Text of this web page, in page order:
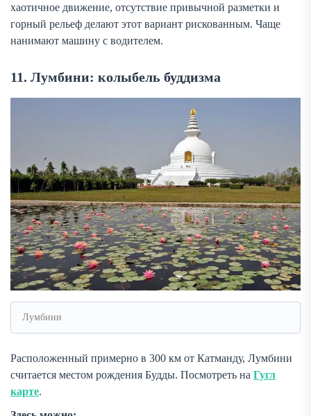
хаотичное движение, отсутствие привычной разметки и
горный рельеф делают этот вариант рискованным. Чаще
нанимают машину с водителем.
11. Лумбини: колыбель буддизма
Лумбини
Расположенный примерно в 300 км от Катманду, Лумбини
считается местом рождения Будды. Посмотреть на Гугл
карте.